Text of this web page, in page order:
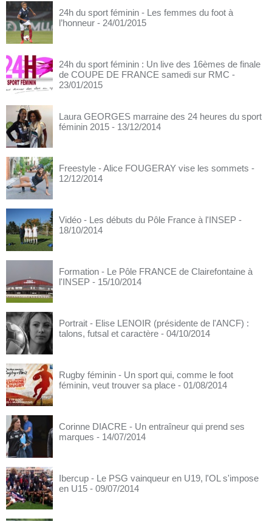
24h du sport féminin - Les femmes du foot à
l’honneur - 24/01/2015
24h du sport féminin : Un live des 16èmes de finale
de COUPE DE FRANCE samedi sur RMC -
23/01/2015
Laura GEORGES marraine des 24 heures du sport
féminin 2015 - 13/12/2014
Freestyle - Alice FOUGERAY vise les sommets -
12/12/2014
Vidéo - Les débuts du Pôle France à l'INSEP -
18/10/2014
Formation - Le Pôle FRANCE de Clairefontaine à
l'INSEP - 15/10/2014
Portrait - Elise LENOIR (présidente de l'ANCF) :
talons, futsal et caractère - 04/10/2014
Rugby féminin - Un sport qui, comme le foot
féminin, veut trouver sa place - 01/08/2014
Corinne DIACRE - Un entraîneur qui prend ses
marques - 14/07/2014
Ibercup - Le PSG vainqueur en U19, l'OL s'impose
en U15 - 09/07/2014